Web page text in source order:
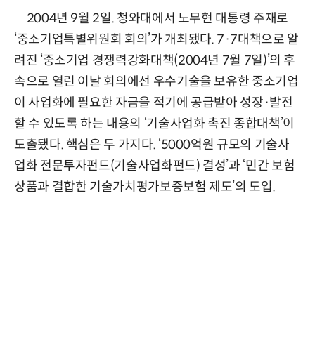
2004년 9월 2일. 청와대에서 노무현 대통령 주재로
‘중소기업특별위원회 회의’가 개최됐다. 7·7대책으로 알
려진 ‘중소기업 경쟁력강화대책(2004년 7월 7일)’의 후
속으로 열린 이날 회의에선 우수기술을 보유한 중소기업
이 사업화에 필요한 자금을 적기에 공급받아 성장·발전
할 수 있도록 하는 내용의 ‘기술사업화 촉진 종합대책’이
도출됐다. 핵심은 두 가지다. ‘5000억원 규모의 기술사
업화 전문투자펀드(기술사업화펀드) 결성’과 ‘민간 보험
상품과 결합한 기술가치평가보증보험 제도’의 도입.